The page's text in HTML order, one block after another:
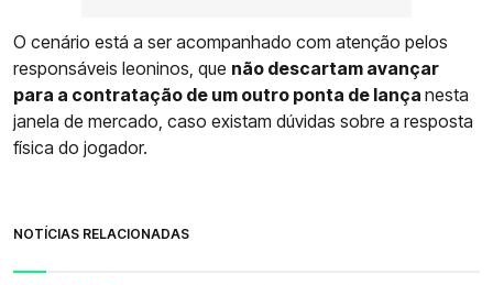
O cenário está a ser acompanhado com atenção pelos
responsáveis leoninos, que não descartam avançar
para a contratação de um outro ponta de lança nesta
janela de mercado, caso existam dúvidas sobre a resposta
física do jogador.
NOTÍCIAS RELACIONADAS